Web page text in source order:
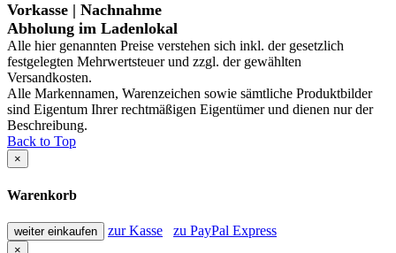
Vorkasse | Nachnahme
Abholung im Ladenlokal
Alle hier genannten Preise verstehen sich inkl. der gesetzlich
festgelegten Mehrwertsteuer und zzgl. der gewählten
Versandkosten.
Alle Markennamen, Warenzeichen sowie sämtliche Produktbilder
sind Eigentum Ihrer rechtmäßigen Eigentümer und dienen nur der
Beschreibung.
Back to Top
×
Warenkorb
weiter einkaufen zur Kasse zu PayPal Express
×